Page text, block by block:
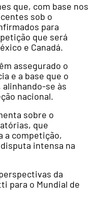
que, com base nos
sob o
para
que será
e Canadá.
assegurado o
e a base que o
se às
nacional.
sobre o
que
a competição,
intensa na
da
para o Mundial de